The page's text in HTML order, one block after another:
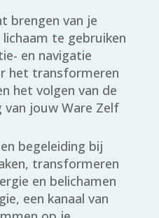
brengen van je
te gebruiken
en navigatie
het transformeren
het volgen van de
van jouw Ware Zelf
begeleiding bij
transformeren
en belichamen
een kanaal van